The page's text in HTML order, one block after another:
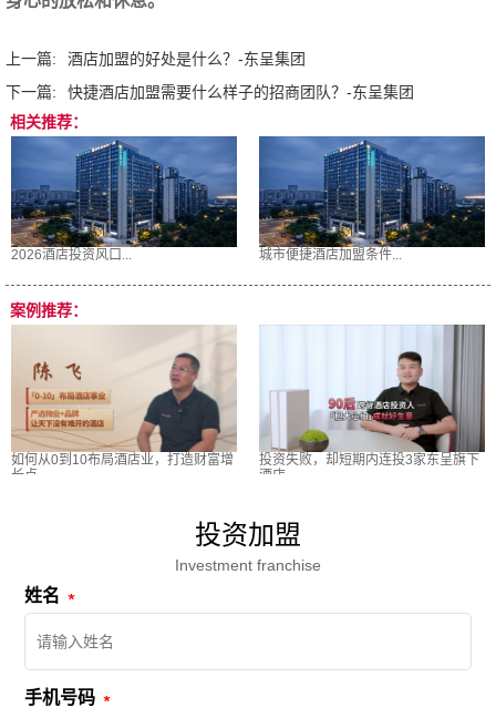
上一篇:
酒店加盟的好处是什么？-东呈集团
下一篇:
快捷酒店加盟需要什么样子的招商团队？-东呈集团
相关推荐：
2026酒店投资风口... 城市便捷酒店加盟条件...
案例推荐：
如何从0到10布局酒店业，打造财富增
长点
投资失败，却短期内连投3家东呈旗下
酒店
投资加盟
Investment franchise
姓名
手机号码